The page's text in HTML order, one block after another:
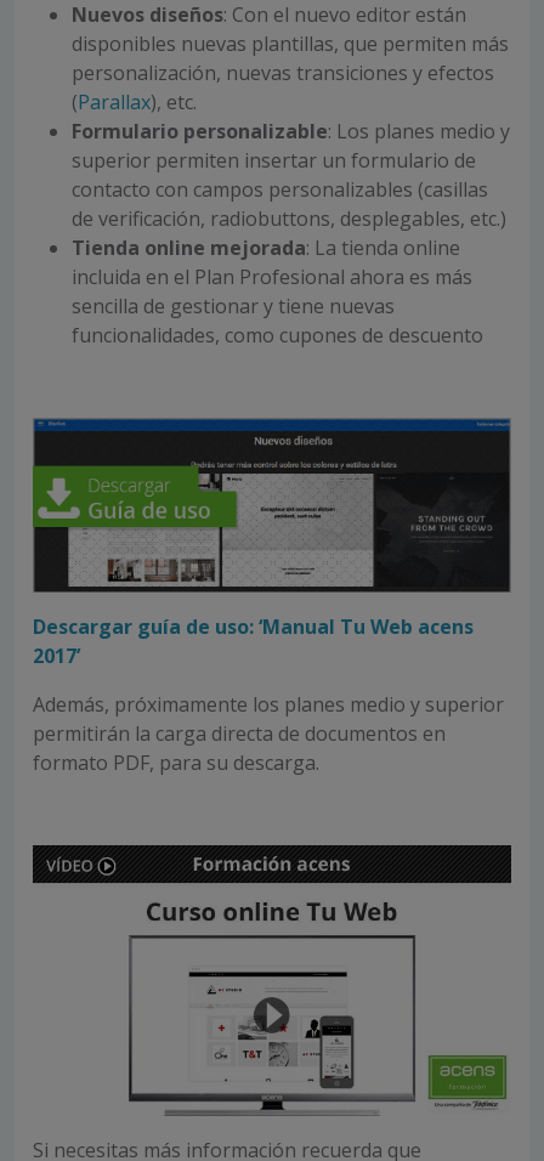
Nuevos diseños: Con el nuevo editor están
disponibles nuevas plantillas, que permiten más
personalización, nuevas transiciones y efectos
(Parallax), etc.
Formulario personalizable: Los planes medio y
superior permiten insertar un formulario de
contacto con campos personalizables (casillas
de verificación, radiobuttons, desplegables, etc.)
Tienda online mejorada: La tienda online
incluida en el Plan Profesional ahora es más
sencilla de gestionar y tiene nuevas
funcionalidades, como cupones de descuento
Descargar guía de uso: ‘Manual Tu Web acens
2017’
Además, próximamente los planes medio y superior
permitirán la carga directa de documentos en
formato PDF, para su descarga.
Si necesitas más información recuerda que